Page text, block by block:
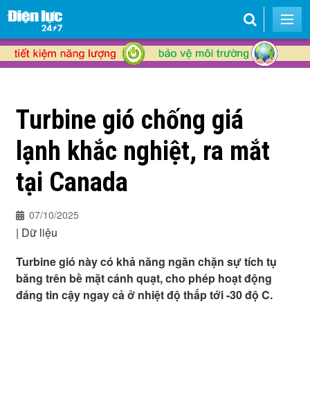
Turbine gió chống giá
lạnh khắc nghiệt, ra mắt
tại Canada
07/10/2025
| Dữ liệu
Turbine gió này có khả năng ngăn chặn sự tích tụ
băng trên bề mặt cánh quạt, cho phép hoạt động
đáng tin cậy ngay cả ở nhiệt độ thấp tới -30 độ C.